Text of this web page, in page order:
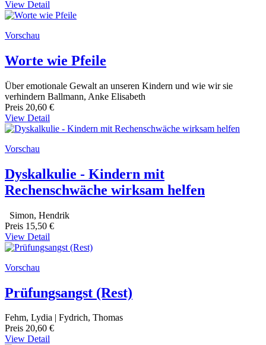
View Detail
Vorschau
Worte wie Pfeile
Über emotionale Gewalt an unseren Kindern und wie wir sie
verhindern Ballmann, Anke Elisabeth
Preis 20,60 €
View Detail
Vorschau
Dyskalkulie - Kindern mit
Rechenschwäche wirksam helfen
Simon, Hendrik
Preis 15,50 €
View Detail
Vorschau
Prüfungsangst (Rest)
Fehm, Lydia | Fydrich, Thomas
Preis 20,60 €
View Detail